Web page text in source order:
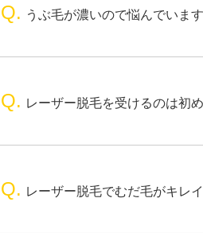
Q. うぶ毛が濃いので悩んでいま
Q. レーザー脱毛を受けるのは初
Q. レーザー脱毛でむだ毛がキレ